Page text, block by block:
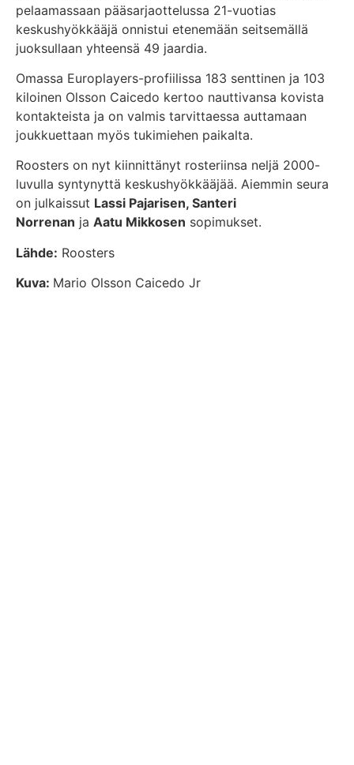
pelaamassaan pääsarjaottelussa 21-vuotias
keskushyökkääjä onnistui etenemään seitsemällä
juoksullaan yhteensä 49 jaardia.
Omassa Europlayers-profiilissa 183 senttinen ja 103
kiloinen Olsson Caicedo kertoo nauttivansa kovista
kontakteista ja on valmis tarvittaessa auttamaan
joukkuettaan myös tukimiehen paikalta.
Roosters on nyt kiinnittänyt rosteriinsa neljä 2000-
luvulla syntynyttä keskushyökkääjää. Aiemmin seura
on julkaissut Lassi Pajarisen, Santeri
Norrenan ja Aatu Mikkosen sopimukset.
Lähde: Roosters
Kuva: Mario Olsson Caicedo Jr